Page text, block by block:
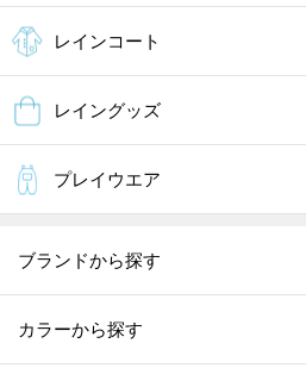
レインコート
レイングッズ
プレイウエア
ブランドから探す
カラーから探す